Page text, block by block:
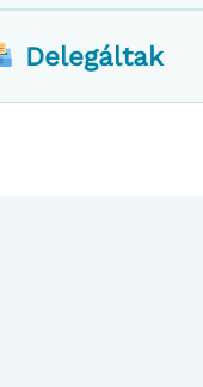
Delegáltak